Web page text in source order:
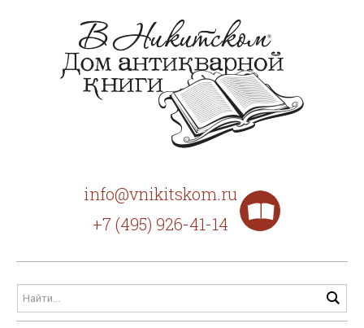
info@vnikitskom.ru
+7 (495) 926-41-14